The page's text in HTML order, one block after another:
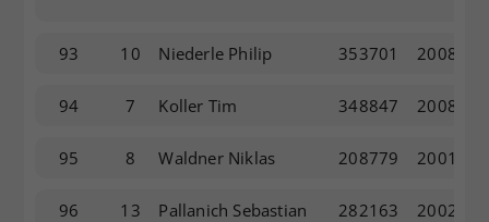
93 10 Niederle Philip 353701 2008
94 7 Koller Tim 348847 2008
95 8 Waldner Niklas 208779 2001
96 13 Pallanich Sebastian 282163 2002